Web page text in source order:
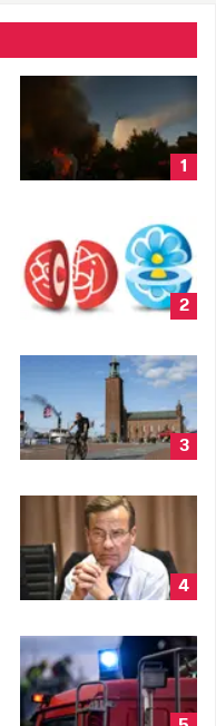
1
2
3
4